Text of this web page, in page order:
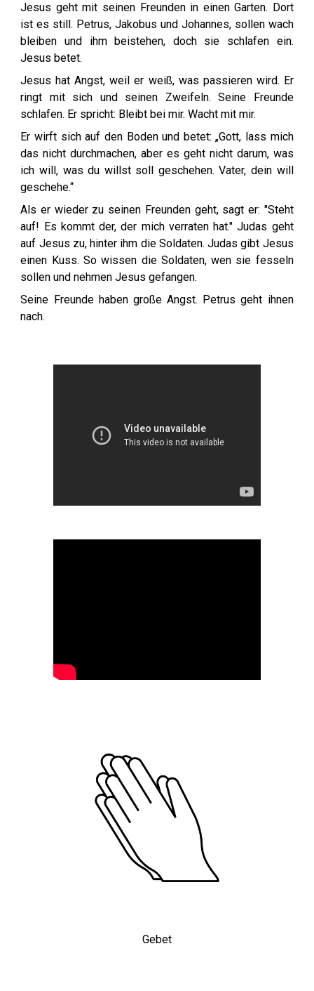
Jesus geht mit seinen Freunden in einen Garten. Dort
ist es still. Petrus, Jakobus und Johannes, sollen wach
bleiben und ihm beistehen, doch sie schlafen ein.
Jesus betet.
Jesus hat Angst, weil er weiß, was passieren wird. Er
ringt mit sich und seinen Zweifeln. Seine Freunde
schlafen. Er spricht: Bleibt bei mir. Wacht mit mir.
Er wirft sich auf den Boden und betet: „Gott, lass mich
das nicht durchmachen, aber es geht nicht darum, was
ich will, was du willst soll geschehen. Vater, dein will
geschehe.“
Als er wieder zu seinen Freunden geht, sagt er: "Steht
auf! Es kommt der, der mich verraten hat." Judas geht
auf Jesus zu, hinter ihm die Soldaten. Judas gibt Jesus
einen Kuss. So wissen die Soldaten, wen sie fesseln
sollen und nehmen Jesus gefangen.
Seine Freunde haben große Angst. Petrus geht ihnen
nach.
Gebet